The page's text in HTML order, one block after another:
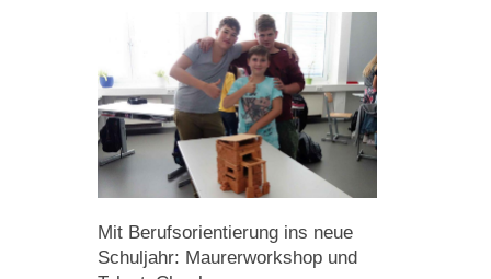
Mit Berufsorientierung ins neue
Schuljahr: Maurerworkshop und